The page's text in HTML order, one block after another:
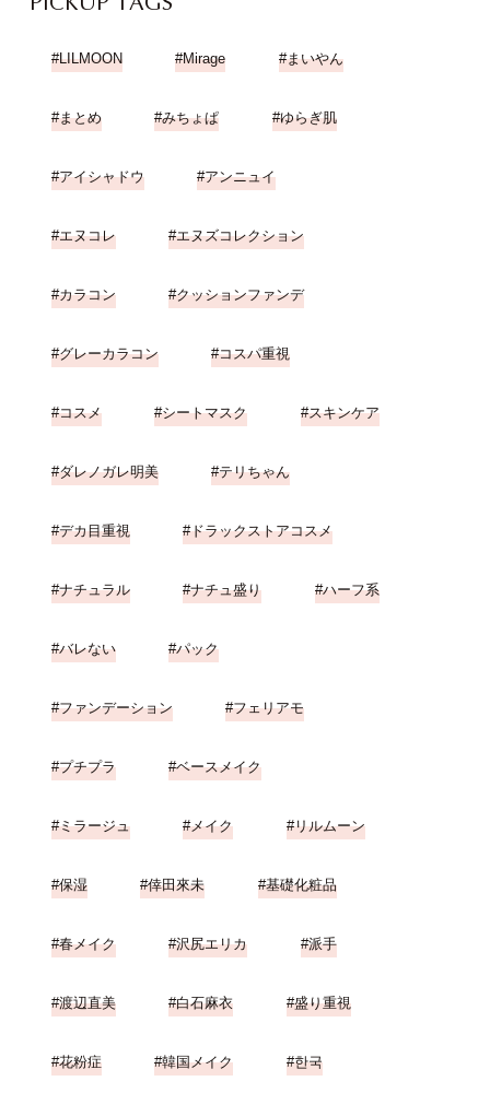
LILMOON Mirage まいやん
まとめ みちょぱ ゆらぎ肌
アイシャドウ アンニュイ
エヌコレ エヌズコレクション
カラコン クッションファンデ
グレーカラコン コスパ重視
コスメ シートマスク スキンケア
ダレノガレ明美 テリちゃん
デカ目重視 ドラックストアコスメ
ナチュラル ナチュ盛り ハーフ系
バレない パック
ファンデーション フェリアモ
プチプラ ベースメイク
ミラージュ メイク リルムーン
保湿 倖田來未 基礎化粧品
春メイク 沢尻エリカ 派手
渡辺直美 白石麻衣 盛り重視
花粉症 韓国メイク 한국